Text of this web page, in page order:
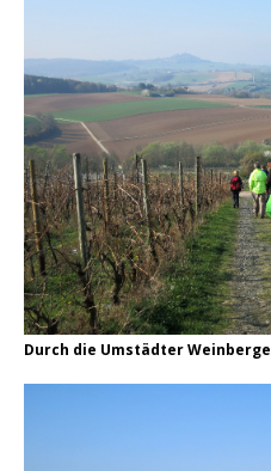
Durch die Umstädter Weinberge